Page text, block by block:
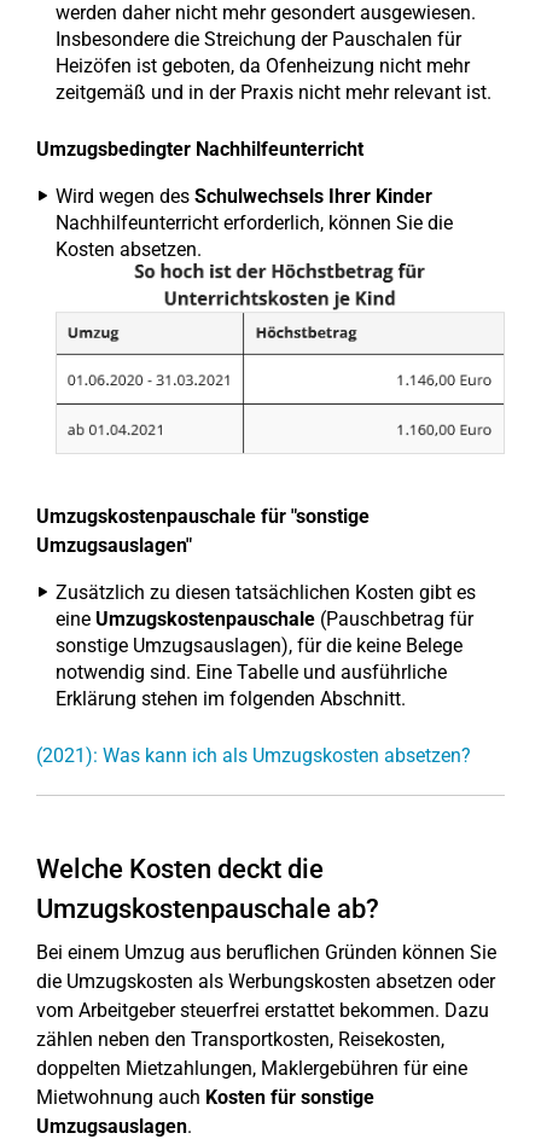
werden daher nicht mehr gesondert ausgewiesen.
Insbesondere die Streichung der Pauschalen für
Heizöfen ist geboten, da Ofenheizung nicht mehr
zeitgemäß und in der Praxis nicht mehr relevant ist.
Umzugsbedingter Nachhilfeunterricht
Wird wegen des Schulwechsels Ihrer Kinder
Nachhilfeunterricht erforderlich, können Sie die
Kosten absetzen.
Umzugskostenpauschale für "sonstige
Umzugsauslagen"
Zusätzlich zu diesen tatsächlichen Kosten gibt es
eine Umzugskostenpauschale (Pauschbetrag für
sonstige Umzugsauslagen), für die keine Belege
notwendig sind. Eine Tabelle und ausführliche
Erklärung stehen im folgenden Abschnitt.
(2021): Was kann ich als Umzugskosten absetzen?
Welche Kosten deckt die
Umzugskostenpauschale ab?
Bei einem Umzug aus beruflichen Gründen können Sie
die Umzugskosten als Werbungskosten absetzen oder
vom Arbeitgeber steuerfrei erstattet bekommen. Dazu
zählen neben den Transportkosten, Reisekosten,
doppelten Mietzahlungen, Maklergebühren für eine
Mietwohnung auch Kosten für sonstige
Umzugsauslagen.